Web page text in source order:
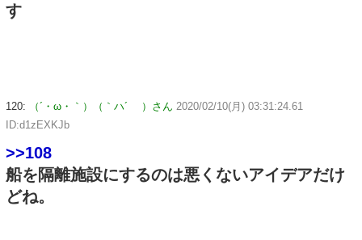
す
120: （´・ω・｀）（｀ハ´ ）さん 2020/02/10(月) 03:31:24.61
ID:d1zEXKJb
>>108
船を隔離施設にするのは悪くないアイデアだけ
どね。